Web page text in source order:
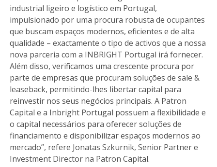
industrial ligeiro e logístico em Portugal,
impulsionado por uma procura robusta de ocupantes
que buscam espaços modernos, eficientes e de alta
qualidade – exactamente o tipo de activos que a nossa
nova parceria com a INBRIGHT Portugal irá fornecer.
Além disso, verificamos uma crescente procura por
parte de empresas que procuram soluções de sale &
leaseback, permitindo-lhes libertar capital para
reinvestir nos seus negócios principais. A Patron
Capital e a Inbright Portugal possuem a flexibilidade e
o capital necessários para oferecer soluções de
financiamento e disponibilizar espaços modernos ao
mercado”, refere Jonatas Szkurnik, Senior Partner e
Investment Director na Patron Capital.